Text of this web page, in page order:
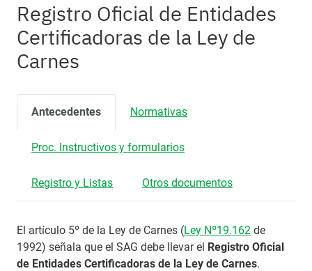
Registro Oficial de Entidades
Certificadoras de la Ley de
Carnes
Antecedentes Normativas
Proc. Instructivos y formularios
Registro y Listas Otros documentos
El artículo 5º de la Ley de Carnes (Ley Nº19.162 de
1992) señala que el SAG debe llevar el Registro Oficial
de Entidades Certificadoras de la Ley de Carnes.